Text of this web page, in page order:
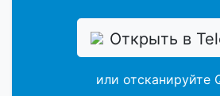
Открыть в
или отсканируйте